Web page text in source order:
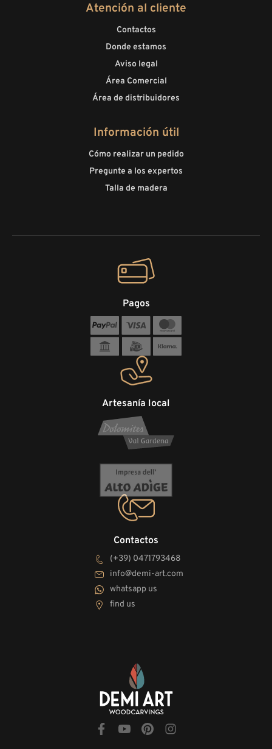
Atención al cliente
Contactos
Donde estamos
Aviso legal
Área Comercial
Área de distribuidores
Información útil
Cómo realizar un pedido
Pregunte a los expertos
Talla de madera
Contactos
(+39) 0471793468
info@demi-art.com
whatsapp us
find us
Artesanía local
Pagos